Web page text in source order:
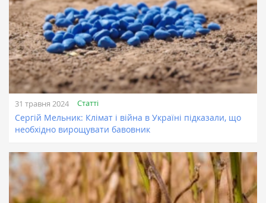
31 травня 2024 Статті
Сергій Мельник: Клімат і війна в Україні підказали, що
необхідно вирощувати бавовник